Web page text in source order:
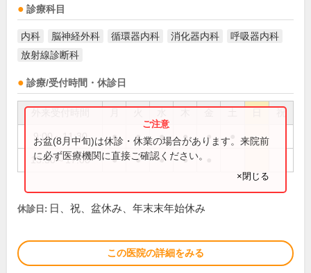
診療科目
内科 脳神経外科 循環器内科 消化器内科
呼吸器内科
放射線診断科
診療/受付時間・休診日
祝
9:00～11:30 ● ● ● ● ●
13:30～17:00 ● ● ● ●
お盆(8月中旬)は休診・休業の場合があります。来院前
に必ず医療機関に直接ご確認ください。
×閉じる
休診日: 日、祝、盆休み、年末末年始休み
この医院の詳細をみる